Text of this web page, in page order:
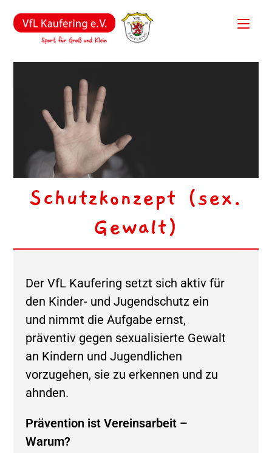
Schutzkonzept (sex.
Gewalt)
Der VfL Kaufering setzt sich aktiv für
den Kinder- und Jugendschutz ein
und nimmt die Aufgabe ernst,
präventiv gegen sexualisierte Gewalt
an Kindern und Jugendlichen
vorzugehen, sie zu erkennen und zu
ahnden.
Prävention ist Vereinsarbeit –
Warum?